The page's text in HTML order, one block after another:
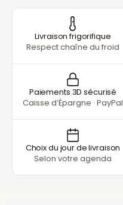
Livraison frigorifique
Respect chaîne du froid
Paiements 3D sécurisé
Caisse d’Épargne · PayPal
Choix du jour de livraison
Selon votre agenda